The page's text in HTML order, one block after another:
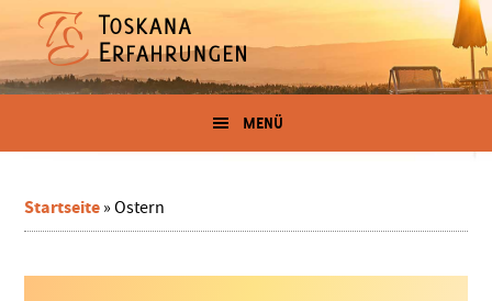
Inhalt
springen
secondary
menu
Seitenspalte
springen
Fußzeile
springen
Erfahrungen
in
der
Der
Toskana-
und
-
MENÜ
Startseite »Ostern